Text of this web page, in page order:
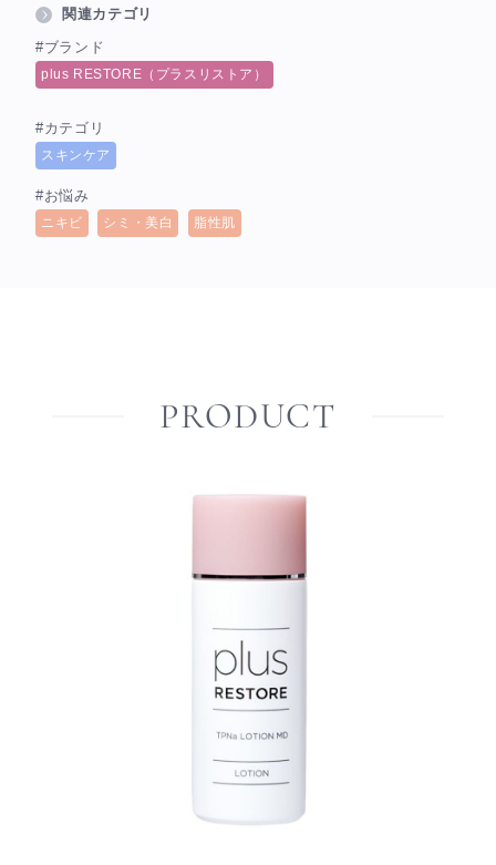
関連カテゴリ
#ブランド
plus RESTORE（プラスリストア）
#カテゴリ
スキンケア
#お悩み
ニキビ シミ・美白 脂性肌
PRODUCT